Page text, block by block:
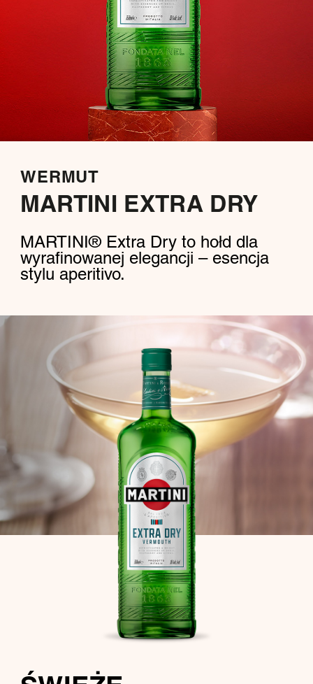
WERMUT
MARTINI EXTRA DRY
MARTINI® Extra Dry to hołd dla
wyrafinowanej elegancji – esencja
stylu aperitivo.